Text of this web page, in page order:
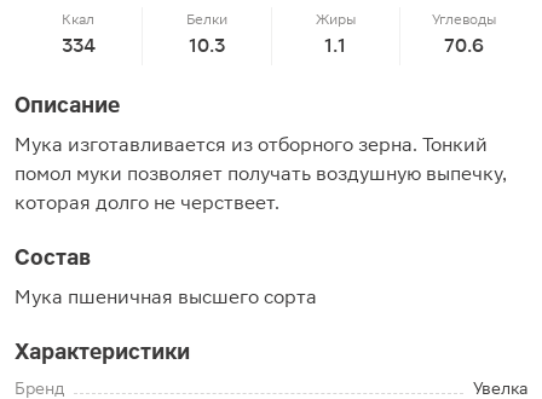
Ккал
334
Белки
10.3
Жиры
1.1
Углеводы
70.6
Описание
Мука изготавливается из отборного зерна. Тонкий
помол муки позволяет получать воздушную выпечку,
которая долго не черствеет.
Состав
Мука пшеничная высшего сорта
Характеристики
Бренд
Увелка